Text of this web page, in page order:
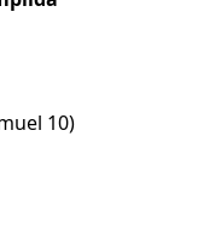
10)